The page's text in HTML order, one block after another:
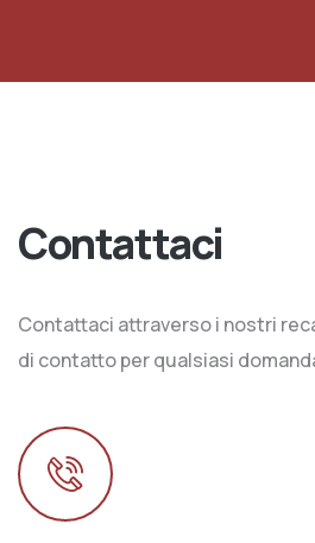
Contattaci
Contattaci attraverso i nostri
di contatto per qualsiasi